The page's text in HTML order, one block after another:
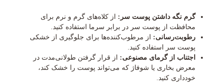
گرم نگه داشتن پوست سر: از کلاه‌های گرم و نرم برای
محافظت از پوست سر در برابر سرما استفاده کنید.
رطوبت‌رسانی: از مرطوب‌کننده‌ها برای جلوگیری از خشکی
پوست سر استفاده کنید.
اجتناب از گرمای مصنوعی: از قرار گرفتن طولانی‌مدت در
معرض بخاری یا شوفاژ که می‌تواند پوست را خشک کند،
خودداری کنید.